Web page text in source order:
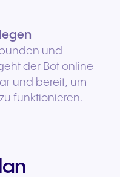
und
der Bot online
und bereit, um
funktionieren.